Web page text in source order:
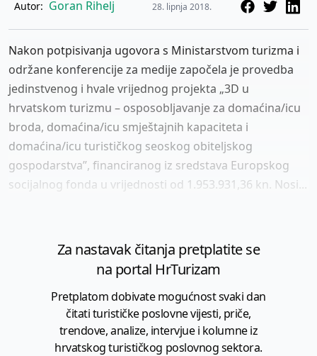
Autor: Goran Rihelj 28. lipnja 2018.
Nakon potpisivanja ugovora s Ministarstvom turizma i
održane konferencije za medije započela je provedba
jedinstvenog i hvale vrijednog projekta „3D u
hrvatskom turizmu – osposobljavanje za domaćina/icu
broda, domaćina/icu smještajnih kapaciteta i
domaćina/icu turističkog seoskog obiteljskog
gospodarstva”, financiranog iz sredstava Europskog
socijalnog fonda u vrijednosti od 1.953.931,36 kn. Nosi...
Za nastavak čitanja pretplatite se
na portal HrTurizam
Pretplatom dobivate mogućnost svaki dan
čitati turističke poslovne vijesti, priče,
trendove, analize, intervjue i kolumne iz
hrvatskog turističkog poslovnog sektora.